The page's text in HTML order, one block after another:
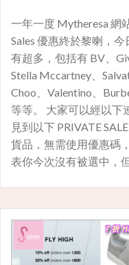
一年一度 Mytheresa 網
Sales 優惠終於黎喇，
有超多，包括有 BV、
Stella Mccartney、
Choo、Valentino、
等等。 大家可以經以下
見到以下 PRIVATE
貨品，無需使用優惠碼
表你今次沒有被選中，